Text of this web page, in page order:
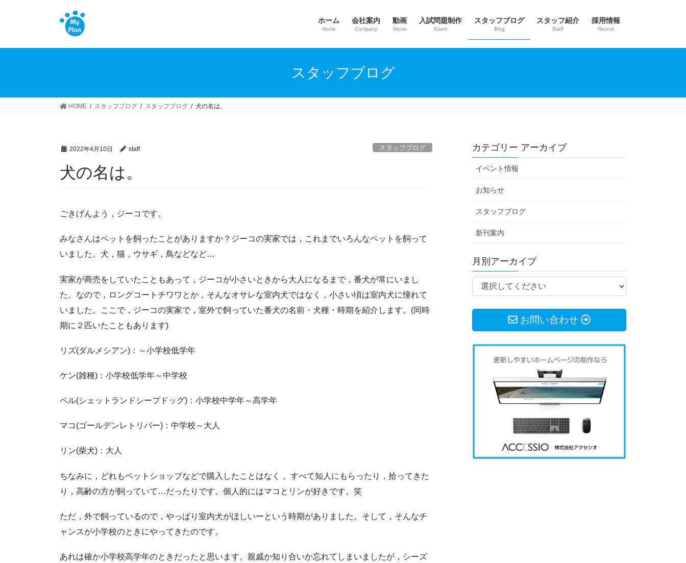
ホーム
Home
会社案内
Company
動画
Movie
入試問題制作
Exam
スタッフブログ
Blog
スタッフ紹介
Staff
採用情報
Recruit
スタッフブログ
HOME スタッフブログ スタッフブログ 犬の名は。
2022年4月10日 staff スタッフブログ
犬の名は。
ごきげんよう，ジーコです。
みなさんはペットを飼ったことがありますか？ジーコの実家では，これまでいろんなペットを飼って
いました。 犬，猫，ウサギ，鳥などなど…
実家が商売をしていたこともあって，ジーコが小さいときから大人になるまで，番犬が常にいまし
た。なので，ロングコートチワワとか，そんなオサレな室内犬ではなく，小さい頃は室内犬に憧れて
いました。
ここで，ジーコの実家で，室外で飼っていた番犬の名前・犬種・時期を紹介します。(同時
期に２匹いたこともあります)
リズ(ダルメシアン)：～小学校低学年
ケン(雑種)：小学校低学年～中学校
ペル(シェットランドシープドッグ)：小学校中学年～高学年
マコ(ゴールデンレトリバー)：中学校～大人
リン(柴犬)：大人
ちなみに，どれもペットショップなどで購入したことはなく， すべて知人にもらったり，拾ってきた
り，高齢の方が飼っていて…だったりです。 個人的にはマコとリンが好きです。笑
ただ，外で飼っているので，やっぱり室内犬がほしいーという時期がありました。 そして，そんなチ
ャンスが小学校のときにやってきたのです。
あれは確か小学校高学年のときだったと思います。 親戚か知り合いか忘れてしまいましたが，シーズ
カテゴリー アーカイブ
イベント情報
お知らせ
スタッフブログ
新刊案内
月別アーカイブ
お問い合わせ